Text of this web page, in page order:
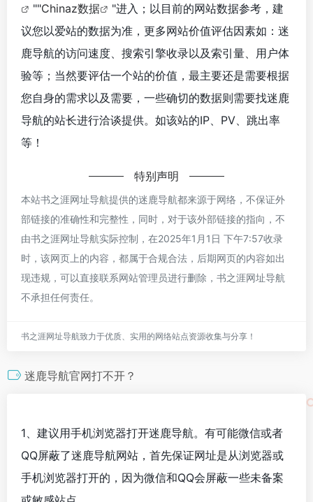
""Chinaz数据
"进入；以目前的网站数据参考，建
议您以爱站的数据为准，更多网站价值评估因素如：迷
鹿导航的访问速度、搜索引擎收录以及索引量、用户体
验等；当然要评估一个站的价值，最主要还是需要根据
您自身的需求以及需要，一些确切的数据则需要找迷鹿
导航的站长进行洽谈提供。如该站的IP、PV、跳出率
等！
特别声明
本站书之涯网址导航提供的迷鹿导航都来源于网络，不保证外
部链接的准确性和完整性，同时，对于该外部链接的指向，不
由书之涯网址导航实际控制，在2025年1月1日 下午7:57收录
时，该网页上的内容，都属于合规合法，后期网页的内容如出
现违规，可以直接联系网站管理员进行删除，书之涯网址导航
不承担任何责任。
书之涯网址导航致力于优质、实用的网络站点资源收集与分享！
迷鹿导航官网打不开？
1、建议用手机浏览器打开迷鹿导航。有可能微信或者
QQ屏蔽了迷鹿导航网站，首先保证网址是从浏览器或
手机浏览器打开的，因为微信和QQ会屏蔽一些未备案